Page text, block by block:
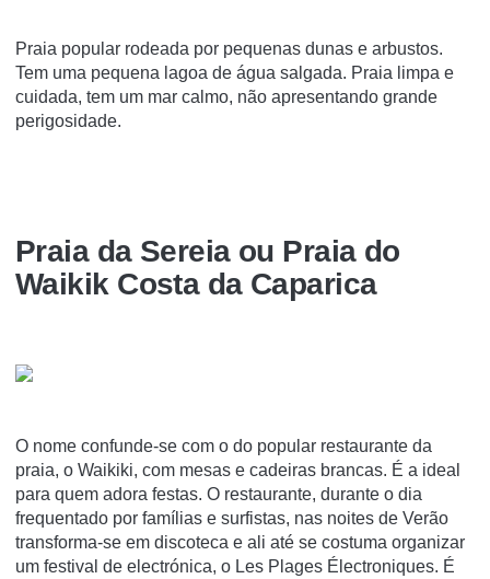
Praia popular rodeada por pequenas dunas e arbustos.
Tem uma pequena lagoa de água salgada. Praia limpa e
cuidada, tem um mar calmo, não apresentando grande
perigosidade.
Praia da Sereia ou Praia do
Waikik Costa da Caparica
O nome confunde-se com o do popular restaurante da
praia, o Waikiki, com mesas e cadeiras brancas. É a ideal
para quem adora festas. O restaurante, durante o dia
frequentado por famílias e surfistas, nas noites de Verão
transforma-se em discoteca e ali até se costuma organizar
um festival de electrónica, o Les Plages Électroniques. É